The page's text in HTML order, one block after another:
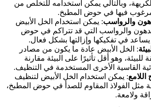
وبالتالي يمكن استخدامه للتخلص من
فيها في حوض المطبخ.
والرواسب: يمكن استخدام الخل الأبيض
والرواسب التي قد تتراكم في حوض
في تفكيكها وإزالتها بشكل فعال.
: الخل الأبيض عادة ما يكون من مصادر
وهو أقل تأثيرًا على البيئة مقارنة
القاسية الأخرى المستخدمة في التنظيف.
: يمكن استخدام الخل الأبيض لتنظيف
مثل الفولاذ المقاوم للصدأ في حوض المطبخ،
ولامعة.